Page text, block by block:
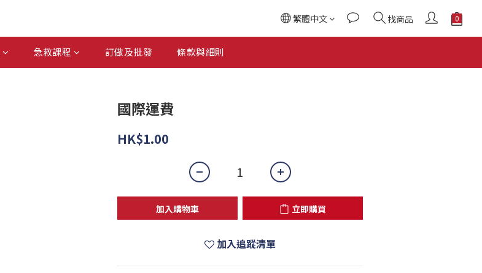
繁體中文 找商品
急救課程 訂做及批發 條款與細則
國際運費
HK$1.00
加入購物車 立即購買
加入追蹤清單
立即購買